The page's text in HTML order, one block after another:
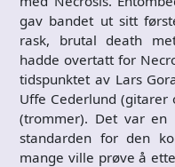
gav bandet ut sitt
rask, brutal death
hadde overtatt for
tidspunktet av Lars
Uffe Cederlund (gitarer
(trommer). Det var
standarden for den
mange ville prøve å